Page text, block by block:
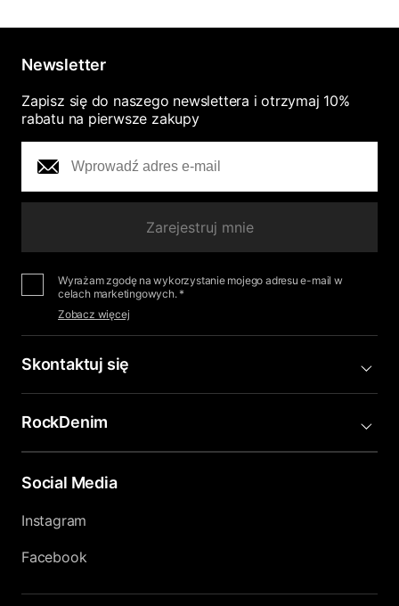
Newsletter
Zapisz się do naszego newslettera i otrzymaj 10%
rabatu na pierwsze zakupy
Zarejestruj mnie
Wyrażam zgodę na wykorzystanie mojego adresu e-mail w
celach marketingowych. *
Zobacz więcej
Skontaktuj się
RockDenim
Social Media
Instagram
Facebook